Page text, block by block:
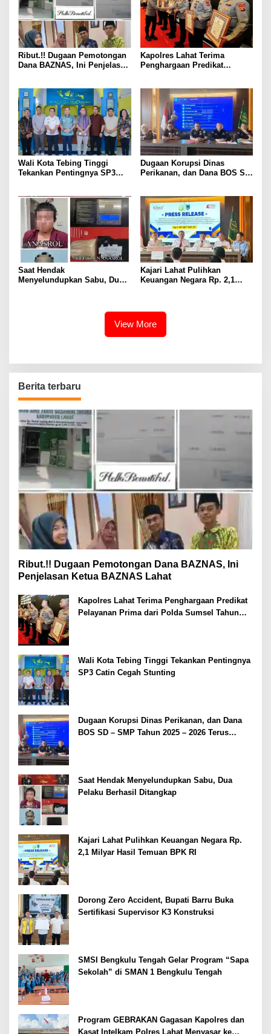
Ribut.!! Dugaan Pemotongan
Dana BAZNAS, Ini Penjelasan
Kapolres Lahat Terima
Penghargaan Predikat
Wali Kota Tebing Tinggi
Tekankan Pentingnya SP3
Dugaan Korupsi Dinas
Perikanan, dan Dana BOS SD
Saat Hendak
Menyelundupkan Sabu, Dua
Kajari Lahat Pulihkan
Keuangan Negara Rp. 2,1
View More
Berita terbaru
Ribut.!! Dugaan Pemotongan Dana BAZNAS, Ini
Penjelasan Ketua BAZNAS Lahat
Kapolres Lahat Terima Penghargaan Predikat
Pelayanan Prima dari Polda Sumsel Tahun
Wali Kota Tebing Tinggi Tekankan Pentingnya
SP3 Catin Cegah Stunting
Dugaan Korupsi Dinas Perikanan, dan Dana
BOS SD – SMP Tahun 2025 – 2026 Terus
Saat Hendak Menyelundupkan Sabu, Dua
Pelaku Berhasil Ditangkap
Kajari Lahat Pulihkan Keuangan Negara Rp.
2,1 Milyar Hasil Temuan BPK RI
Dorong Zero Accident, Bupati Barru Buka
Sertifikasi Supervisor K3 Konstruksi
SMSI Bengkulu Tengah Gelar Program “Sapa
Sekolah” di SMAN 1 Bengkulu Tengah
Program GEBRAKAN Gagasan Kapolres dan
Kasat Intelkam Polres Lahat Menyasar ke